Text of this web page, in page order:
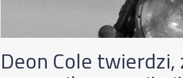
Deon Cole